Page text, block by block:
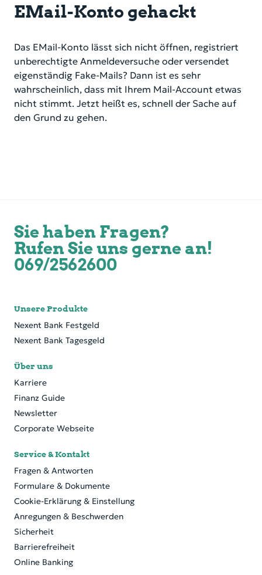
EMail-Konto gehackt
Das EMail-Konto lässt sich nicht öffnen, registriert
unberechtigte Anmeldeversuche oder versendet
eigenständig Fake-Mails? Dann ist es sehr
wahrscheinlich, dass mit Ihrem Mail-Account etwas
nicht stimmt. Jetzt heißt es, schnell der Sache auf
den Grund zu gehen.
Sie haben Fragen?
Rufen Sie uns gerne an!
069/2562600
Unsere Produkte
Nexent Bank Festgeld
Nexent Bank Tagesgeld
Über uns
Karriere
Finanz Guide
Newsletter
Corporate Webseite
Service & Kontakt
Fragen & Antworten
Formulare & Dokumente
Cookie-Erklärung & Einstellung
Anregungen & Beschwerden
Sicherheit
Barrierefreiheit
Online Banking